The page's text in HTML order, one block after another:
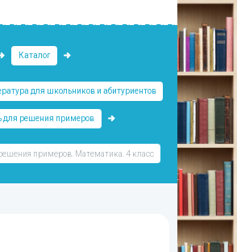
Каталог
для школьников и абитуриентов
для решения примеров
примеров. Математика. 4 класс